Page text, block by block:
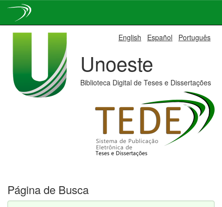
English Español Português
Unoeste
Biblioteca Digital de Teses e Dissertações
Página de Busca